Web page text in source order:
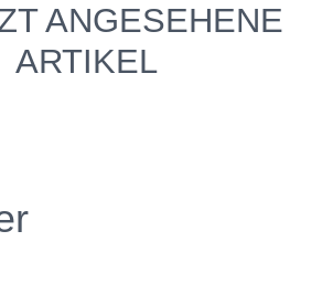
ANGESEHENE
ARTIKEL